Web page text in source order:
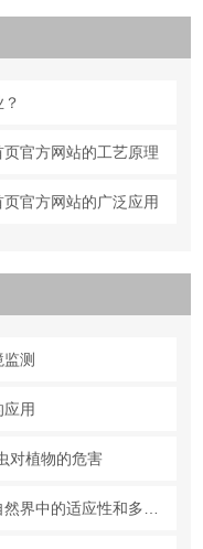
官方网站的工艺原理
官方网站的广泛应用
测
用
对植物的危害